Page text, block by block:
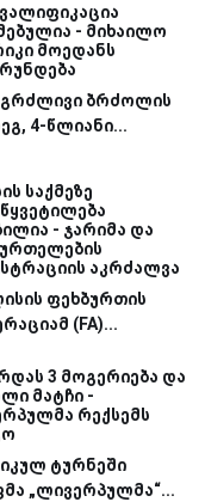
- მიხაილო
მოედანს
ბრძოლის
4-წლიანი...
საქმეზე
- ჯარიმა და
აკრძალვა
ფეხბურთის
(FA)...
3 მოგერიება და
მატჩი -
რექსემს
ტურნეში
„ლივერპულმა“...